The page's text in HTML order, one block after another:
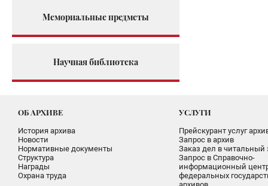
Мемориальные предметы
Научная библиотека
ОБ АРХИВЕ
История архива
Новости
Нормативные документы
Структура
Награды
Охрана труда
УСЛУГИ
Прейскурант услуг
Запрос в архив
Заказ дел в читальный
Запрос в Справочно-
информационный
федеральных